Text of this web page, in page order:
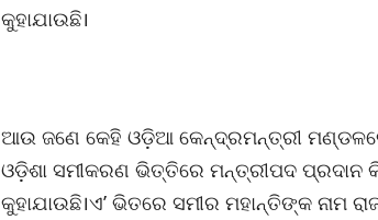
କୁହାଯାଉଛି।
ଆଉ ଜଣେ କେହି ଓଡ଼ିଆ କେନ୍ଦ୍ରମନ୍ତ୍ରୀ ମଣ୍ଡଳରେ
ଓଡ଼ିଶା ସମୀକରଣ ଭିତ୍ତିରେ ମନ୍ତ୍ରୀପଦ ପ୍ରଦାନ
କୁହାଯାଉଛି।ଏ’ ଭିତରେ ସମୀର ମହାନ୍ତିଙ୍କ ନାମ